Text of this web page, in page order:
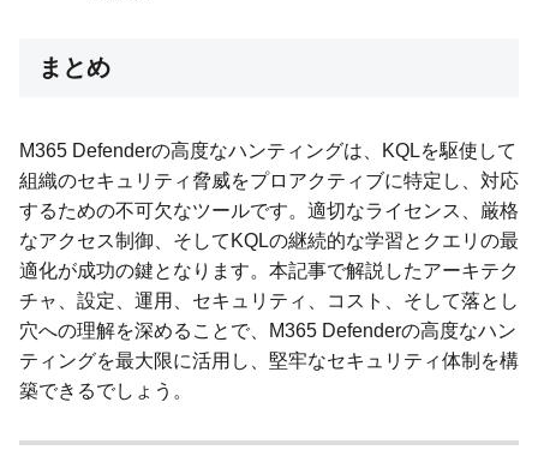
まとめ
M365 Defenderの高度なハンティングは、KQLを駆使して
組織のセキュリティ脅威をプロアクティブに特定し、対応
するための不可欠なツールです。適切なライセンス、厳格
なアクセス制御、そしてKQLの継続的な学習とクエリの最
適化が成功の鍵となります。本記事で解説したアーキテク
チャ、設定、運用、セキュリティ、コスト、そして落とし
穴への理解を深めることで、M365 Defenderの高度なハン
ティングを最大限に活用し、堅牢なセキュリティ体制を構
築できるでしょう。